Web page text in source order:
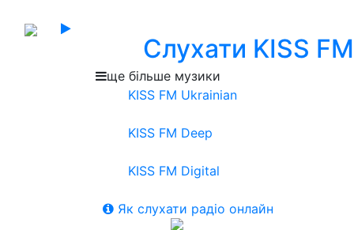
Слухати KISS FM
ще більше музики
KISS FM Ukrainian
KISS FM Deep
KISS FM Digital
Як слухати радіо онлайн